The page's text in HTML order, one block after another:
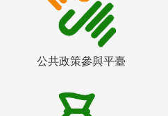
公共政策參與平臺